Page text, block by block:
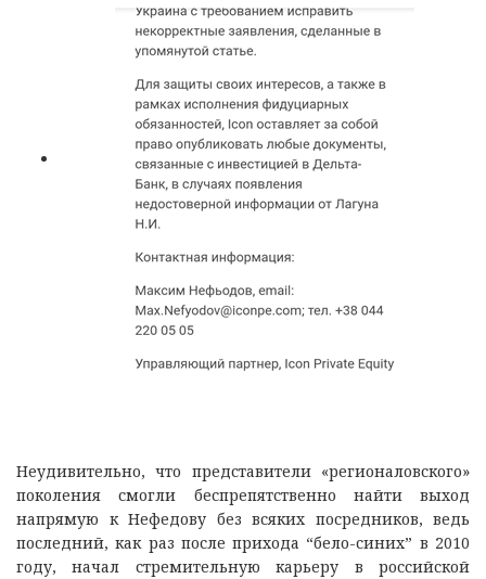
Неудивительно, что представители «регионаловского»
поколения смогли беспрепятственно найти выход
напрямую к Нефедову без всяких посредников, ведь
последний, как раз после прихода “бело-синих” в 2010
году, начал стремительную карьеру в российской